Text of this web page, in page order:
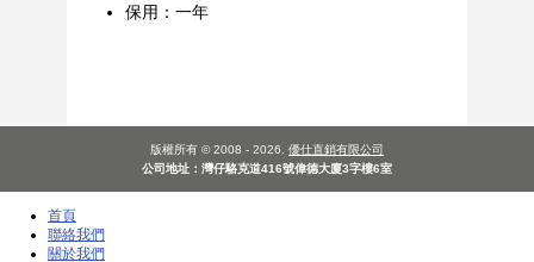
保用：一年
版權所有 © 2008 - 2026. 優仕直銷有限公司
公司地址：灣仔駱克道416號偉德大廈3字樓6室
首頁
聯絡我們
關於我們